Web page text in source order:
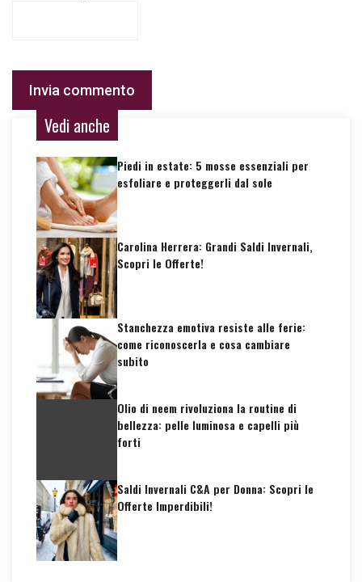
Vedi anche
Piedi in estate: 5 mosse essenziali per
esfoliare e proteggerli dal sole
Carolina Herrera: Grandi Saldi Invernali,
Scopri le Offerte!
Stanchezza emotiva resiste alle ferie:
come riconoscerla e cosa cambiare
subito
Olio di neem rivoluziona la routine di
bellezza: pelle luminosa e capelli più
forti
Saldi Invernali C&A per Donna: Scopri le
Offerte Imperdibili!